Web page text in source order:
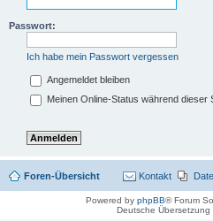
Passwort:
Ich habe mein Passwort vergessen
Angemeldet bleiben
Meinen Online-Status während dieser
Foren-Übersicht Kontakt
Powered by phpBB® Forum
Deutsche Übersetzung